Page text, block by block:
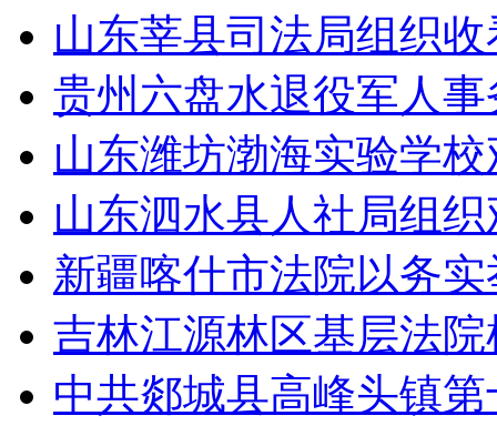
山东莘县司法局组织
贵州六盘水退役军人
山东潍坊渤海实验学
山东泗水县人社局组
新疆喀什市法院以务
吉林江源林区基层法
中共郯城县高峰头镇